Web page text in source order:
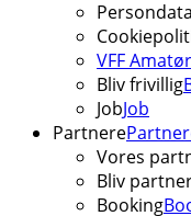
VFF Amatør
Bliv frivillig
JobJob
Partnere
Vores
Bliv
Booking